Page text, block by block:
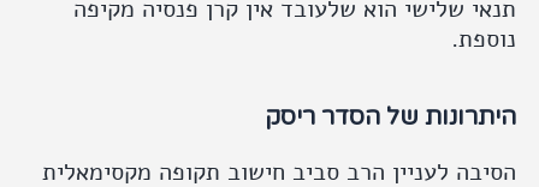
תנאי שלישי הוא שלעובד אין קרן פנסיה מקיפה
נוספת.
היתרונות של הסדר ריסק
הסיבה לעניין הרב סביב חישוב תקופה מקסימאלית